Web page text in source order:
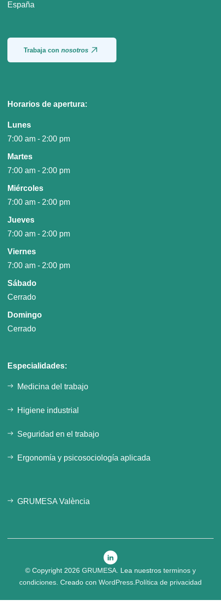
España
Trabaja con nosotros
Horarios de apertura:
Lunes
7:00 am - 2:00 pm
Martes
7:00 am - 2:00 pm
Miércoles
7:00 am - 2:00 pm
Jueves
7:00 am - 2:00 pm
Viernes
7:00 am - 2:00 pm
Sábado
Cerrado
Domingo
Cerrado
Especialidades:
Medicina del trabajo
Higiene industrial
Seguridad en el trabajo
Ergonomía y psicosociología aplicada
GRUMESA València
© Copyright 2026 GRUMESA Lea nuestros terminos y
condiciones Creado con WordPress Política de privacidad